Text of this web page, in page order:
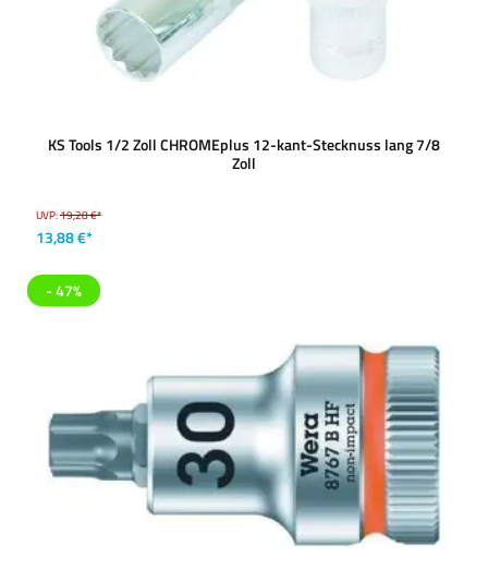
KS Tools 1/2 Zoll CHROMEplus 12-kant-Stecknuss lang 7/8
Zoll
UVP:19,28 €*
13,88 €*
- 47%